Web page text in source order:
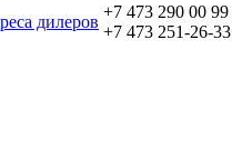
дилеров
+7 473 290 00 99
+7 473 251-26-33